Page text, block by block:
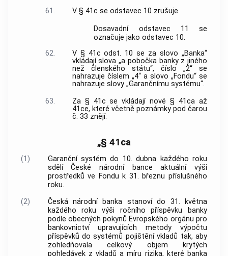
61.
V § 41c se odstavec 10 zrušuje.
Dosavadní odstavec 11 se
označuje jako odstavec 10.
62.
V § 41c odst. 10 se za slovo „Banka“
vkládají slova „a pobočka banky z jiného
než členského státu“, číslo „2“ se
nahrazuje číslem „4“ a slovo „Fondu“ se
nahrazuje slovy „Garančnímu systému“.
63.
Za § 41c se vkládají nové § 41ca až
41ce, které včetně poznámky pod čarou
č. 33 znějí:
„§ 41ca
(1)
Garanční systém do 10. dubna každého roku
sdělí České národní bance aktuální výši
prostředků ve Fondu k 31. březnu příslušného
roku.
(2)
Česká národní banka stanoví do 31. května
každého roku výši ročního příspěvku banky
podle obecných pokynů Evropského orgánu pro
bankovnictví upravujících metody výpočtu
příspěvků do systémů pojištění vkladů tak, aby
zohledňovala celkový objem krytých
pohledávek z vkladů a míru rizika, které banka